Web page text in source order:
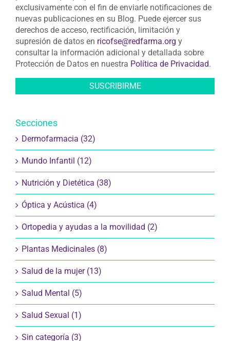
exclusivamente con el fin de enviarle notificaciones de
nuevas publicaciones en su Blog. Puede ejercer sus
derechos de acceso, rectificación, limitación y
supresión de datos en ricofse@redfarma.org y
consultar la información adicional y detallada sobre
Protección de Datos en nuestra Política de Privacidad.
Secciones
Dermofarmacia (32)
Mundo Infantil (12)
Nutrición y Dietética (38)
Óptica y Acústica (4)
Ortopedia y ayudas a la movilidad (2)
Plantas Medicinales (8)
Salud de la mujer (13)
Salud Mental (5)
Salud Sexual (1)
Sin categoría (3)